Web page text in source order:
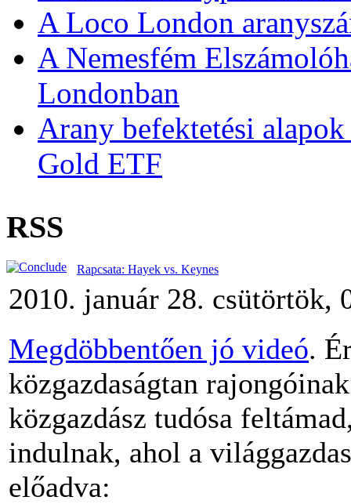
A Loco London
A Nemesfém
Londonban
Arany befektetési
Gold ETF
RSS
Rapcsata: Hayek vs. Keynes
2010. január 28. csütörtök,
Megdöbbentően jó videó.
közgazdaságtan
közgazdász tudósa
indulnak, ahol a
előadva: